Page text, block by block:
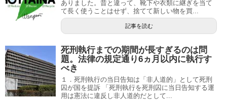
ありました。昔と違って、靴下や衣類に継ぎを当て
て長く使うことはせず、捨てて新しい物を買...
記事を読む
死刑執行までの期間が長すぎるのは問
題。法律の規定通り6ヵ月以内に執行す
べき
１．死刑執行の当日告知は「非人道的」として死刑
囚が国を提訴 「死刑執行を死刑囚に当日告知する運
用は憲法に違反し非人道的だとして...